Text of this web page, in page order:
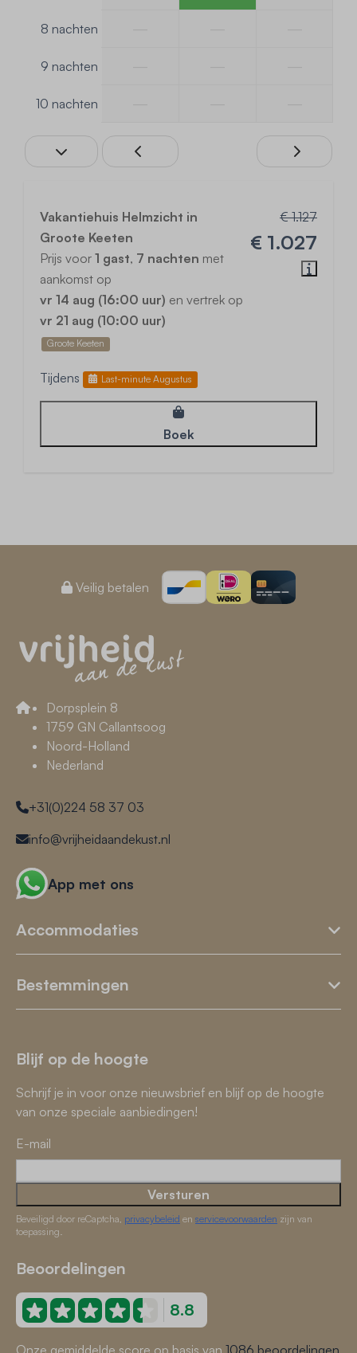
8 nachten
9 nachten
10 nachten
€ 1.127
€ 1.027
Vakantiehuis Helmzicht in
Groote Keeten
Prijs voor 1 gast, 7 nachten met
aankomst op
vr 14 aug (16:00 uur) en vertrek op
vr 21 aug (10:00 uur)
Groote Keeten
Tijdens Last-minute Augustus
Boek
Veilig betalen
Dorpsplein 8
1759 GN Callantsoog
Noord-Holland
Nederland
+31(0)224 58 37 03
info@vrijheidaandekust.nl
App met ons
Accommodaties
Bestemmingen
Blijf op de hoogte
Schrijf je in voor onze nieuwsbrief en blijf op de hoogte
van onze speciale aanbiedingen!
E-mail
Versturen
Beveiligd door reCaptcha, privacybeleid en servicevoorwaarden zijn van
toepassing.
Beoordelingen
8.8